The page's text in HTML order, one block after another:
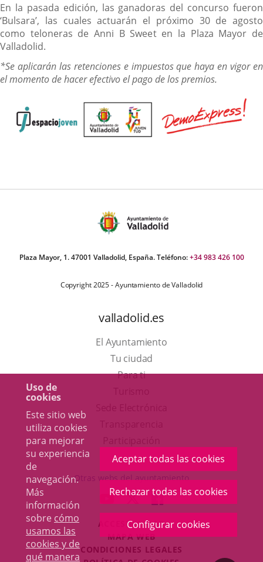
Uso de
cookies
Este sitio web
utiliza cookies
para mejorar
su experiencia
de
navegación.
Más
información
sobre cómo
usamos las
cookies y de
qué manera
Aceptar todas las cookies
Rechazar todas las cookies
Configurar cookies
En la pasada edición, las ganadoras del concurso fueron
‘Bulsara’, las cuales actuarán el próximo 30 de agosto
como teloneras de Anni B Sweet en la Plaza Mayor de
Valladolid.
*Se aplicarán las retenciones e impuestos que haya en vigor en
el momento de hacer efectivo el pago de los premios.
Plaza Mayor, 1. 47001 Valladolid, España. Teléfono:+34 983 426 100
Copyright 2025 - Ayuntamiento de Valladolid
valladolid.es
El Ayuntamiento
Tu ciudad
Para ti
en
una
ventana
nueva.
aplicación
externa.
Otras webs del ayuntamiento
ENLACE
A
UNA
APLICACIÓN
EXTERNA.
ENLACE
A
UNA
APLICACIÓN
EXTERNA.
ENLACE
A
UNA
EXTERNA.
ACCESIBILIDAD
MAPA WEB
CONDICIONES LEGALES